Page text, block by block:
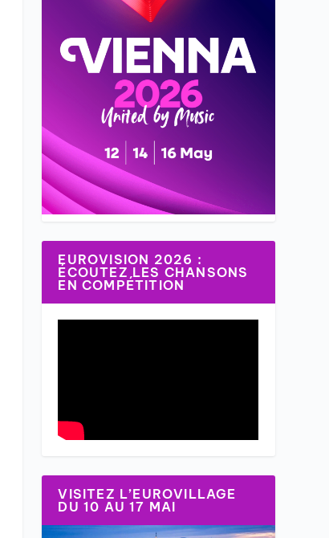
EUROVISION 2026 :
ÉCOUTEZ LES CHANSONS
EN COMPÉTITION
VISITEZ L’EUROVILLAGE
DU 10 AU 17 MAI